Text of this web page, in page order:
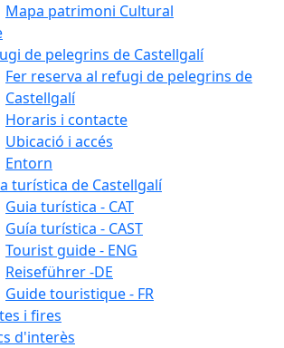
Mapa patrimoni Cultural
de pelegrins de Castellgalí
Fer reserva al refugi de pelegrins de
Castellgalí
Horaris i contacte
Ubicació i accés
Entorn
turística de Castellgalí
Guia turística - CAT
Guía turística - CAST
Tourist guide - ENG
Reiseführer -DE
Guide touristique - FR
i fires
d'interès